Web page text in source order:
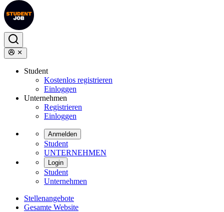
Student
Kostenlos registrieren
Einloggen
Unternehmen
Registrieren
Einloggen
Anmelden
Student
UNTERNEHMEN
Login
Student
Unternehmen
Stellenangebote
Gesamte Website